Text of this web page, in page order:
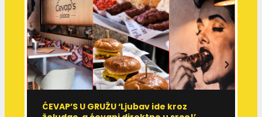
ĆEVAP’S U GRUŽU ‘Ljubav ide kroz